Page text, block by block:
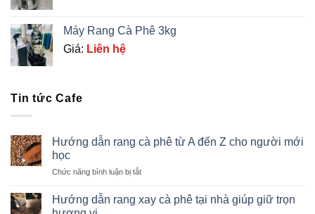
Máy Rang Cà Phê 3kg
Giá: Liên hệ
Tin tức Cafe
Hướng dẫn rang cà phê từ A đến Z cho người mới
học
Chức năng bình luận bị tắtở
rang
Hướng dẫn rang xay cà phê tại nhà giúp giữ trọn